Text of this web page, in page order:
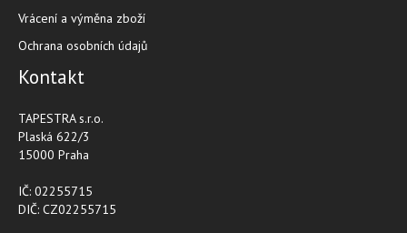
Vrácení a výměna zboží
Ochrana osobních údajů
Kontakt
TAPESTRA s.r.o.
Plaská 622/3
15000 Praha
IČ: 02255715
DIČ: CZ02255715